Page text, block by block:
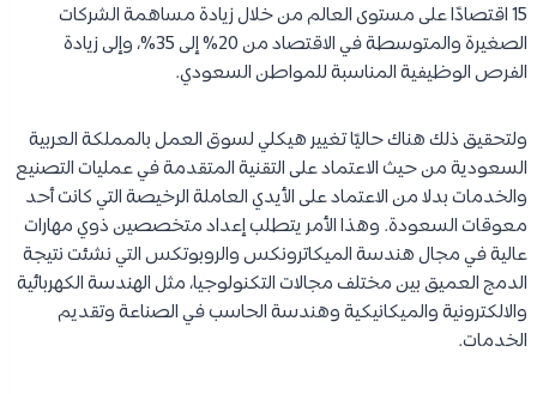
15 اقتصادًا على مستوى العالم من خلال زيادة مساهمة الشركات
الصغيرة والمتوسطة في الاقتصاد من 20% إلى 35%، وإلى زيادة
الفرص الوظيفية المناسبة للمواطن السعودي.
ولتحقيق ذلك هناك حاليًا تغيير هيكلي لسوق العمل بالمملكة العربية
السعودية من حيث الاعتماد على التقنية المتقدمة في عمليات التصنيع
والخدمات بدلا من الاعتماد على الأيدي العاملة الرخيصة التي كانت أحد
معوقات السعودة. وهذا الأمر يتطلب إعداد متخصصين ذوي مهارات
عالية في مجال هندسة الميكاترونكس والروبوتكس التي نشئت نتيجة
الدمج العميق بين مختلف مجالات التكنولوجيا، مثل الهندسة الكهربائية
والالكترونية والميكانيكية وهندسة الحاسب في الصناعة وتقديم
الخدمات.